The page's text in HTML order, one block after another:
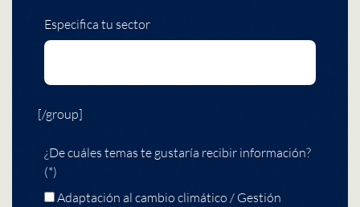
Especifica tu sector
[/group]
¿De cuáles temas te gustaría recibir información?
(*)
Adaptación al cambio climático / Gestión